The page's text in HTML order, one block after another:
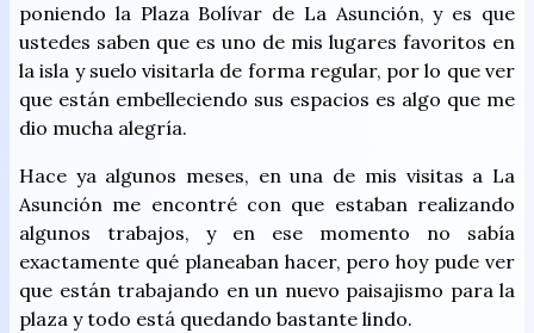
poniendo la Plaza Bolívar de La Asunción, y es que
ustedes saben que es uno de mis lugares favoritos en
la isla y suelo visitarla de forma regular, por lo que ver
que están embelleciendo sus espacios es algo que me
dio mucha alegría.
Hace ya algunos meses, en una de mis visitas a La
Asunción me encontré con que estaban realizando
algunos trabajos, y en ese momento no sabía
exactamente qué planeaban hacer, pero hoy pude ver
que están trabajando en un nuevo paisajismo para la
plaza y todo está quedando bastante lindo.